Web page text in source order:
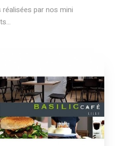
par nos mini